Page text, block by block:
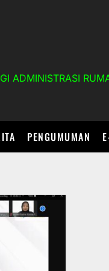
ADMINISTRASI
PENGUMUMAN